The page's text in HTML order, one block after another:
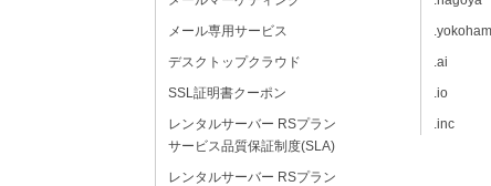
メール専用サービス
デスクトップクラウド
SSL証明書クーポン
レンタルサーバー RSプラン
サービス品質保証制度(SLA)
レンタルサーバー RSプラン
.ai
.io
.inc